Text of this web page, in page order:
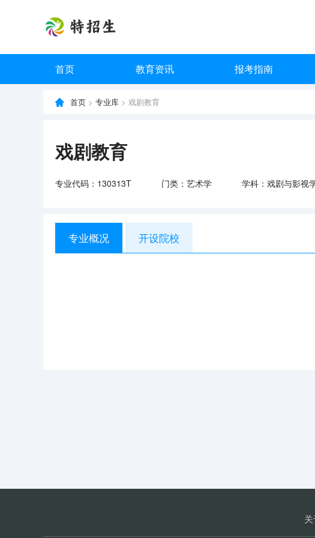
首页 教育资讯 报考指南
首页 > 专业库 > 戏剧教育
戏剧教育
专业代码：130313T 门类：艺术学 学科：戏剧与影视
专业概况 开设院校